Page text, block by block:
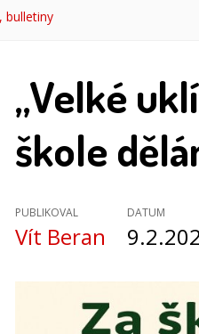
bulletiny
„Velké
škole
PUBLIKOVAL
Vít Beran
DATUM